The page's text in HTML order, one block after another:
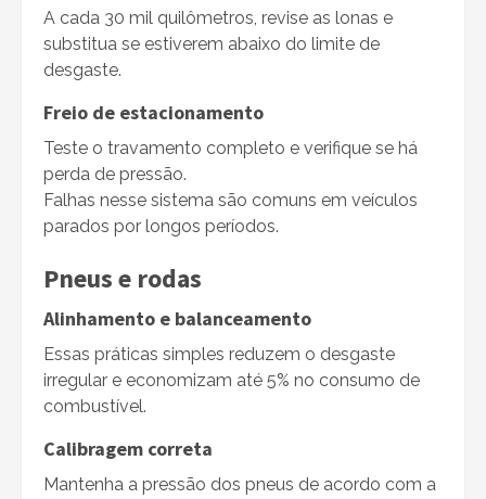
A cada 30 mil quilômetros, revise as lonas e
substitua se estiverem abaixo do limite de
desgaste.
Freio de estacionamento
Teste o travamento completo e verifique se há
perda de pressão.
Falhas nesse sistema são comuns em veículos
parados por longos períodos.
Pneus e rodas
Alinhamento e balanceamento
Essas práticas simples reduzem o desgaste
irregular e economizam até 5% no consumo de
combustível.
Calibragem correta
Mantenha a pressão dos pneus de acordo com a